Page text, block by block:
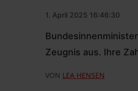
1. April 2025 16:46:30
Zeugnis aus. Ihre
VON LEA HENSEN